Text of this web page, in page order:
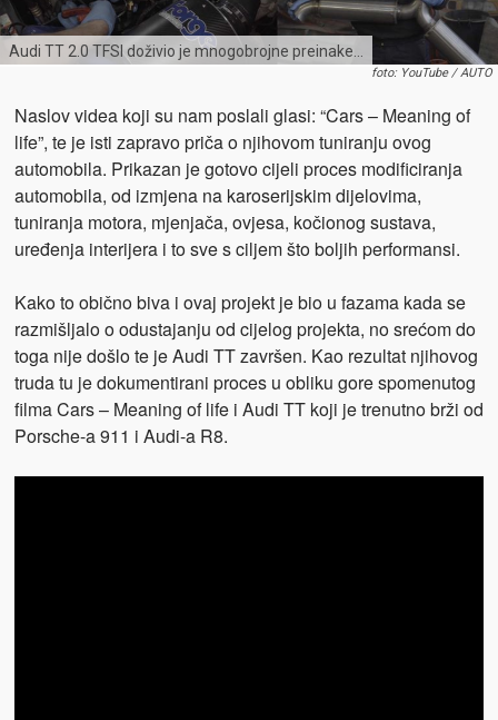
Audi TT 2.0 TFSI doživio je mnogobrojne preinake…
foto: YouTube / AUTO
Naslov videa koji su nam poslali glasi: “Cars – Meaning of
life”, te je isti zapravo priča o njihovom tuniranju ovog
automobila. Prikazan je gotovo cijeli proces modificiranja
automobila, od izmjena na karoserijskim dijelovima,
tuniranja motora, mjenjača, ovjesa, kočionog sustava,
uređenja interijera i to sve s ciljem što boljih performansi.
Kako to obično biva i ovaj projekt je bio u fazama kada se
razmišljalo o odustajanju od cijelog projekta, no srećom do
toga nije došlo te je Audi TT završen. Kao rezultat njihovog
truda tu je dokumentirani proces u obliku gore spomenutog
filma Cars – Meaning of life i Audi TT koji je trenutno brži od
Porsche-a 911 i Audi-a R8.